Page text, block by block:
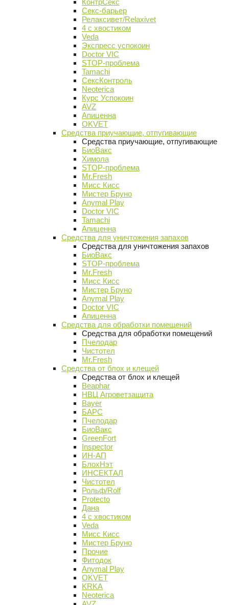
КонтрСекс
Секс-барьер
Релаксивет/Relaxivet
4 с хвостиком
Veda
Экспресс успокоин
Doctor VIC
STOP-проблема
Tamachi
СексКонтроль
Neoterica
Курс Успокоин
AVZ
Апиценна
OKVET
Средства приучающие, отпугивающие
Средства приучающие, отпугивающие
БиоВакс
Химола
STOP-проблема
Mr.Fresh
Мисс Кисс
Мистер Бруно
Anymal Play
Doctor VIC
Tamachi
Апиценна
Средства для уничтожения запахов
Средства для уничтожения запахов
БиоВакс
STOP-проблема
Mr.Fresh
Мисс Кисс
Мистер Бруно
Anymal Play
Doctor VIC
Апиценна
Средства для обработки помещений
Средства для обработки помещений
Пчелодар
Чистотел
Mr.Fresh
Средства от блох и клещей
Средства от блох и клещей
Beaphar
НВЦ Агроветзащита
Bayer
БАРС
Пчелодар
БиоВакс
GreenFort
Inspector
ИН-АП
БлохНэт
ИНСЕКТАЛ
Чистотел
Рольф/Rolf
Protecto
Дана
4 с хвостиком
Veda
Мисс Кисс
Мистер Бруно
Прочие
Фитодок
Anymal Play
OKVET
KRKA
Neoterica